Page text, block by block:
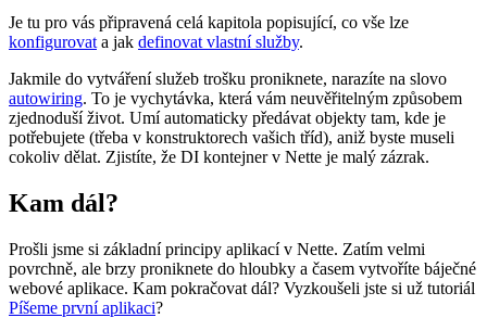
Je tu pro vás připravená celá kapitola popisující, co vše lze
konfigurovat a jak definovat vlastní služby.
Jakmile do vytváření služeb trošku proniknete, narazíte na slovo
autowiring. To je vychytávka, která vám neuvěřitelným způsobem
zjednoduší život. Umí automaticky předávat objekty tam, kde je
potřebujete (třeba v konstruktorech vašich tříd), aniž byste museli
cokoliv dělat. Zjistíte, že DI kontejner v Nette je malý zázrak.
Kam dál?
Prošli jsme si základní principy aplikací v Nette. Zatím velmi
povrchně, ale brzy proniknete do hloubky a časem vytvoříte báječné
webové aplikace. Kam pokračovat dál? Vyzkoušeli jste si už tutoriál
Píšeme první aplikaci?